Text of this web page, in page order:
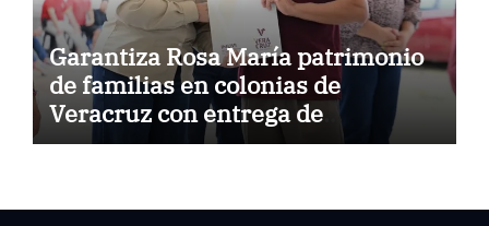
Garantiza Rosa María patrimonio
de familias en colonias de
Veracruz con entrega de
escrituras